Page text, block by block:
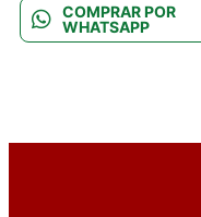
COMPRAR POR
WHATSAPP